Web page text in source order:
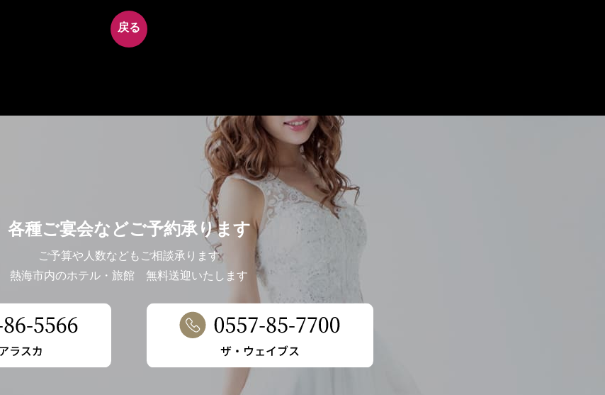
戻る
各種ご宴会などご予約承ります
ご予算や人数などもご相談承ります
熱海市内のホテル・旅館 無料送迎いたします